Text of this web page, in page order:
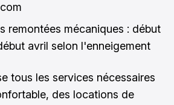
remontées mécaniques : début
avril selon l'enneigement
tous les services nécessaires
des locations de